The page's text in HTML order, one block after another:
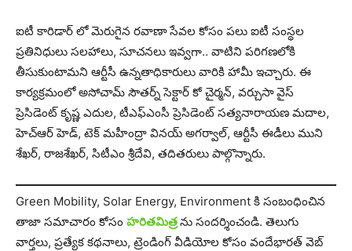
ఐటీ కారిడార్ లో మెరుగైన రవాణా సేవల కోసం పలు ఐటీ సంస్థల
ప్రతినిధులు సలహాలు, సూచనలు ఇవ్వగా.. వాటిని పరిగణలోకి
తీసుకుంటామని ఆర్టీసీ ఉన్నతాధికారులు వారికి హామీ ఇచ్చారు. ఈ
కార్య‌క్ర‌మంలో అసోచామ్ సౌతర్న్ సెక్టార్ కో చైర్మన్, వర్చుసా వైస్
ప్రెసిడెంట్ కృష్ణ ఎదుల, టీఎఫ్ఎంసీ ప్రెసిడెంట్ సత్యనారాయణ మదాల,
హెచ్ఆర్ హెడ్, టెక్ మహీంద్రా వినయ్ అగర్వాల్, ఆర్టీసీ ఈడీలు ముని
శేఖర్, రాజశేఖర్, సిటీఎం శ్రీదేవి, తదితరులు పాల్గొన్నారు.
Green Mobility, Solar Energy, Environment కి సంబంధించిన
తాజా సమాచారం కోసం హరితమిత్రను సందర్శించండి. తెలుగు
వార్తలు, ప్రత్యేక కథనాలు, ట్రెండింగ్ వీడియోల కోసం వందేభారత్ వెబ్